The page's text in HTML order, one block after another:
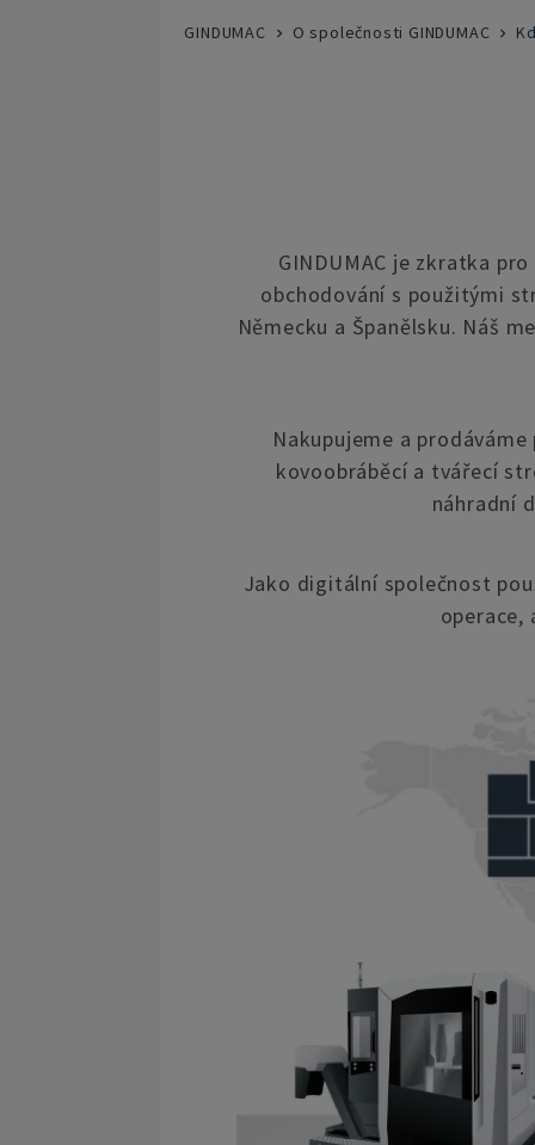
GINDUMAC O společnosti GINDUMAC
GINDUMAC je zkratka
obchodování s použitými
Německu a Španělsku. Náš
Nakupujeme a
kovoobráběcí a tvářecí
náhradní
Jako digitální společnost
operace,